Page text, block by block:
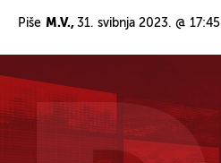
Piše M.V., 31. svibnja 2023. @ 17:45